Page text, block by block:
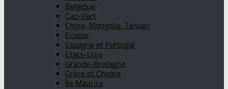
Belgique
Cap-Vert
Chine, Mongolie, Taïwan
Ecosse
Espagne et Portugal
Etats-Unis
Grande-Bretagne
Grèce et Chypre
Île Maurice